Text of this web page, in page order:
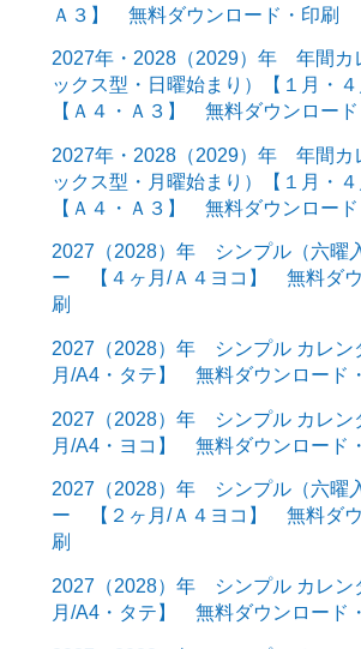
Ａ３】 無料ダウンロード・印刷
2027年・2028（2029）年 年間カ
ックス型・日曜始まり）【１月・４
【Ａ４・Ａ３】 無料ダウンロー
2027年・2028（2029）年 年間カ
ックス型・月曜始まり）【１月・４
【Ａ４・Ａ３】 無料ダウンロー
2027（2028）年 シンプル（六曜
ー 【４ヶ月/Ａ４ヨコ】 無料ダ
刷
2027（2028）年 シンプル カレ
月/A4・タテ】 無料ダウンロード
2027（2028）年 シンプル カレ
月/A4・ヨコ】 無料ダウンロード
2027（2028）年 シンプル（六曜
ー 【２ヶ月/Ａ４ヨコ】 無料ダ
刷
2027（2028）年 シンプル カレ
月/A4・タテ】 無料ダウンロード